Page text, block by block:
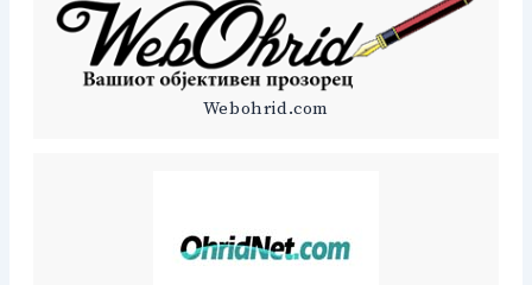
Webohrid.com